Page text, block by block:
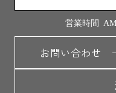
営業時間
お問い合わせ